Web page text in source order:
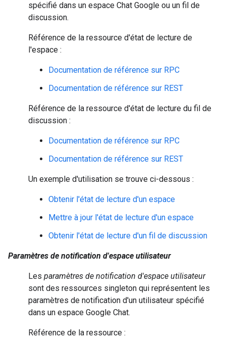
spécifié dans un espace Chat Google ou un fil de
discussion.
Référence de la ressource d'état de lecture de
l'espace :
Documentation de référence sur RPC
Documentation de référence sur REST
Référence de la ressource d'état de lecture du fil de
discussion :
Documentation de référence sur RPC
Documentation de référence sur REST
Un exemple d'utilisation se trouve ci-dessous :
Obtenir l'état de lecture d'un espace
Mettre à jour l'état de lecture d'un espace
Obtenir l'état de lecture d'un fil de discussion
Paramètres de notification d'espace utilisateur
Les paramètres de notification d'espace utilisateur
sont des ressources singleton qui représentent les
paramètres de notification d'un utilisateur spécifié
dans un espace Google Chat.
Référence de la ressource :